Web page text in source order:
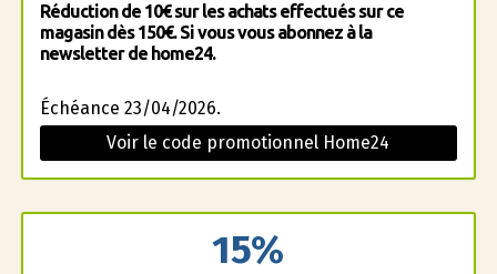
Réduction de 10€ sur les achats effectués sur ce
magasin dès 150€. Si vous vous abonnez à la
newsletter de home24.
Échéance 23/04/2026.
Voir le code promotionnel Home24
15%